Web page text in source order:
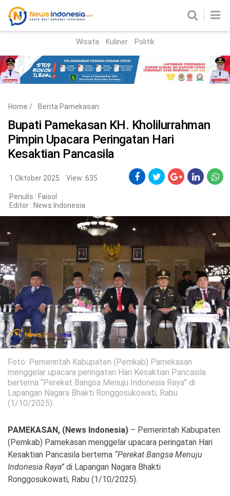
Parlemen
Regional
Nasional
Korupsi
Gaya Hidup
Kesehatan Kuliner
Iptek
Pendidikan Ilmiah
Teknologi
SosBud
Wisata
Ekonomi Olahraga
Wisata Kuliner Politik
Home / Berita Pamekasan
Bupati Pamekasan KH. Kholilurrahman
Pimpin Upacara Peringatan Hari
Kesaktian Pancasila
1 Oktober 2025 View: 635
Penulis : Faisol
Editor : News Indonesia
Foto: Pemerintah Kabupaten (Pemkab) Pamekasan
menggelar upacara peringatan Hari Kesaktian Pancasila
bertema “Perekat Bangsa Menuju Indonesia Raya” di
Lapangan Nagara Bhakti Ronggosukowati, Rabu
(1/10/2025).
PAMEKASAN, (News Indonesia) – Pemerintah Kabupaten
(Pemkab) Pamekasan menggelar upacara peringatan Hari
Kesaktian Pancasila bertema “Perekat Bangsa Menuju
Indonesia Raya” di Lapangan Nagara Bhakti
Ronggosukowati, Rabu (1/10/2025).